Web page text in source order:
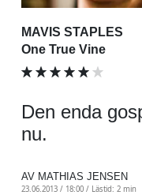
MAVIS STAPLES
One True Vine
Den enda
nu.
AV MATHIAS JENSEN
23.06.2013 / 18:00 / Lästid: 2 min